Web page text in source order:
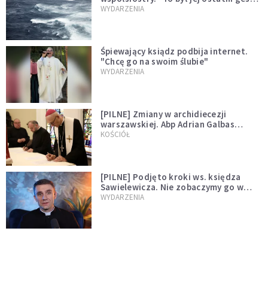
miłości"
WYDARZENIA
Śpiewający ksiądz podbija internet.
"Chcę go na swoim ślubie"
WYDARZENIA
[PILNE] Zmiany w archidiecezji
warszawskiej. Abp Adrian Galbas
wręczył dekrety nowym proboszczom
KOŚCIÓŁ
[PILNE] Podjęto kroki ws. księdza
Sawielewicza. Nie zobaczymy go w
mediach
WYDARZENIA